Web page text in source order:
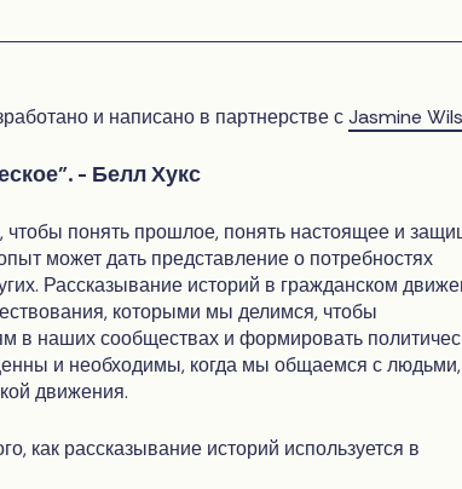
и написано в партнерстве сJasmine
- Белл Хукс
понять прошлое, понять настоящее и
может дать представление о потребностях
Рассказывание историй в гражданском
которыми мы делимся, чтобы
в наших сообществах и формировать
и необходимы, когда мы общаемся с людьми,
движения.
как рассказывание историй используется в